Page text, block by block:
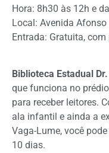
Hora: 8h30 às 12h e
Local: Avenida Afonso
Entrada: Gratuita,
Biblioteca Estadual
que funciona no
para receber leitores.
ala infantil e ainda a
Vaga-Lume, você
10 dias.